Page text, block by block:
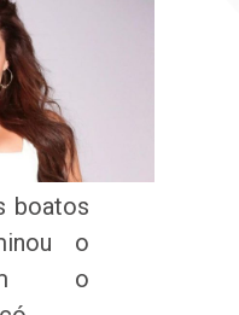
boatos
o
o